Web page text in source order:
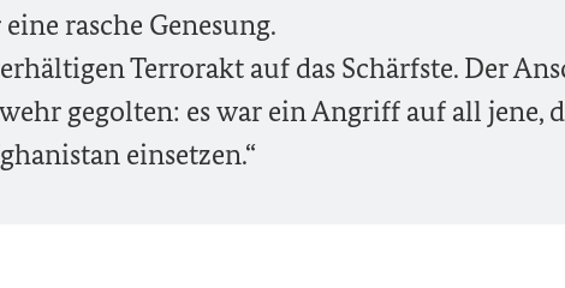
rasche Genesung.
Terrorakt auf das Schärfste. Der
gegolten: es war ein Angriff auf all jene,
einsetzen.“